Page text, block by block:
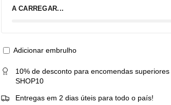
A CARREGAR...
Adicionar embrulho
10% de desconto para encomendas
SHOP10
Entregas em 2 dias úteis para todo o país!